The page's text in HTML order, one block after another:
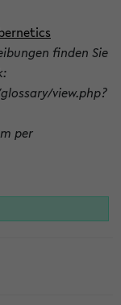
finden Sie
view.php?
per